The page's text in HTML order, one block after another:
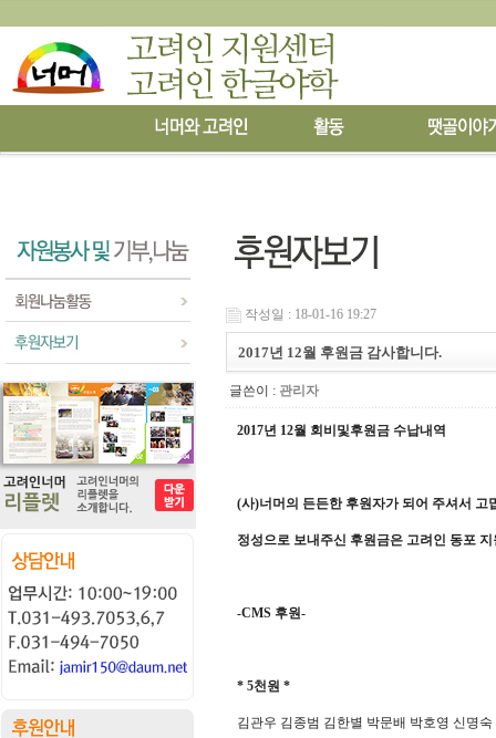
작성일 : 18-01-16 19:27
2017년 12월 후원금 감사합니다.
글쓴이 : 관리자
2017년 12월 회비및후원금 수납내역
(사)너머의 든든한 후원자가 되어 주셔서 고
정성으로 보내주신 후원금은 고려인 동포
-CMS 후원-
* 5천원 *
김관우 김종범 김한별 박문배 박호영 신명